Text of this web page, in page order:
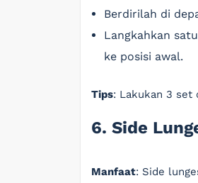
Berdirilah di
Langkahkan
ke posisi awal.
Tips: Lakukan 3 set
6. Side
Manfaat: Side